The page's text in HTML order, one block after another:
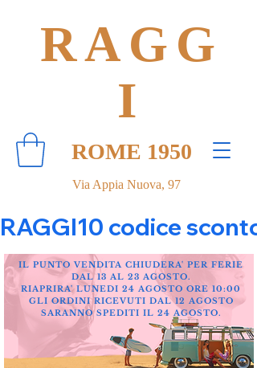
Via Appia Nuova, 97
RAGG
I
ROME 1950
RAGGI10 codice
IL PUNTO VENDITA CHIUDERA' PER FERIE
DAL 13 AL 23 AGOSTO.
RIAPRIRA' LUNEDI 24 AGOSTO ORE 10:00
GLI ORDINI RICEVUTI DAL 12 AGOSTO
SARANNO SPEDITI IL 24 AGOSTO.